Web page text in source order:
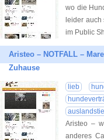
wo die
leider
im Public
Aristeo – NOTFALL –
Zuhause
lieb
Aristeo –
anderes